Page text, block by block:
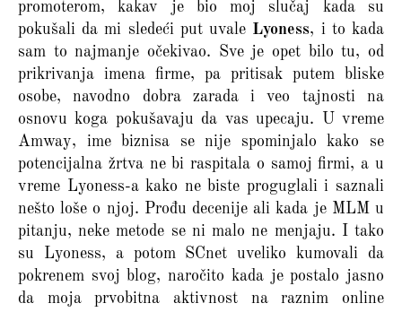
promoterom, kakav je bio moj slučaj kada su
pokušali da mi sledeći put uvale Lyoness, i to kada
sam to najmanje očekivao. Sve je opet bilo tu, od
prikrivanja imena firme, pa pritisak putem bliske
osobe, navodno dobra zarada i veo tajnosti na
osnovu koga pokušavaju da vas upecaju. U vreme
Amway, ime biznisa se nije spominjalo kako se
potencijalna žrtva ne bi raspitala o samoj firmi, a u
vreme Lyoness-a kako ne biste proguglali i saznali
nešto loše o njoj. Prođu decenije ali kada je MLM u
pitanju, neke metode se ni malo ne menjaju. I tako
su Lyoness, a potom SCnet uveliko kumovali da
pokrenem svoj blog, naročito kada je postalo jasno
da moja prvobitna aktivnost na raznim online